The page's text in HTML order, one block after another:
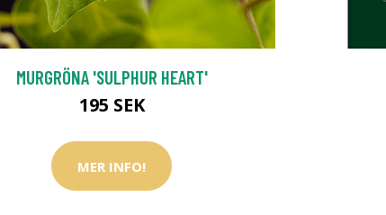
MURGRÖNA 'SULPHUR HEART'
195 SEK
MER INFO!